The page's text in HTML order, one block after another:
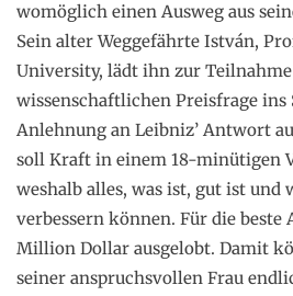
womöglich einen Ausweg aus
Sein alter Weggefährte István,
University, lädt ihn zur
wissenschaftlichen Preisfrage
Anlehnung an Leibniz’ Antwort
soll Kraft in einem 18-minütigen
weshalb alles, was ist, gut ist und
verbessern können. Für die
Million Dollar ausgelobt. Damit
seiner anspruchsvollen Frau